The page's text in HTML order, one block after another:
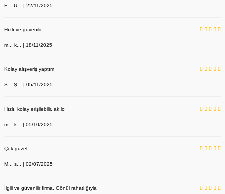
E... Ü... | 22/11/2025
Hızlı ve güvenilir
m... k... | 18/11/2025
Kolay alışveriş yaptım
S... Ş... | 05/11/2025
Hızlı, kolay erişilebilir, akılcı
m... k... | 05/10/2025
Çok güzel
M... s... | 02/07/2025
İlgili ve güvenilir firma. Gönül rahatlığıyla